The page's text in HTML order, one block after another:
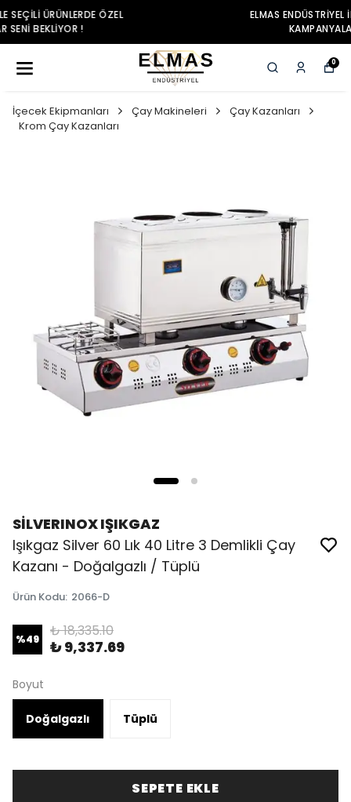
ELMAS ENDÜSTRIYEL ILE SEÇILI ÜRÜNLERDE ÖZEL
0
İçecek Ekipmanları Çay Makineleri
Çay Kazanları
Krom Çay Kazanları
SİLVERINOX IŞIKGAZ
Işıkgaz Silver 60 Lık 40 Litre 3 Demlikli Çay
Kazanı - Doğalgazlı / Tüplü
Ürün Kodu: 2066-D
%49 ₺ 18,335.10
₺ 9,337.69
Boyut
Doğalgazlı Tüplü
SEPETE EKLE